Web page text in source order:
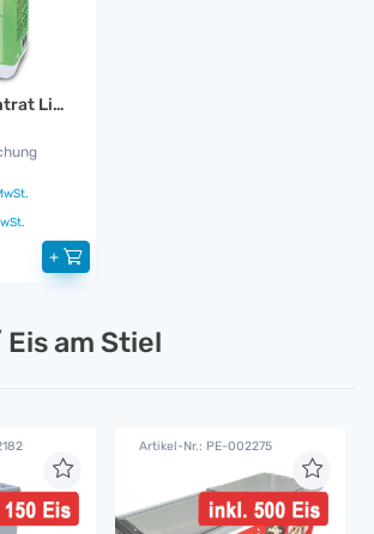
Slush-Konzentrat Limette
+
am Stiel
Artikel-Nr.: PE-002275